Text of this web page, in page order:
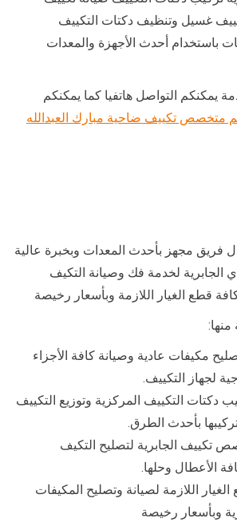
غسيل وتنظيف دكتات التكييف
باستخدام أحدث الأجهزة والمعدات
يمكنكم التواصل هاتفيا كما يمكنكم
متخصص تكييف ضاحية مبارك العبدالله
فريق مجهز بأحدث المعدات وبخبرة عالية
الجابرية لخدمة فك وصيانة التكيف
قطع الغيار اللازمة وبأسعار رخيصة
مكيفات عادية وصيانة كافة الأجزاء
لجهاز التكييف.
دكتات التكييف المركزية وتوزيع التكييف
بأحدث الطرق.
تكييف الجابرية لتصليح التكيف
الأعطال وحلها.
اللازمة لصيانة وتصليح المكيفات
وبأسعار رخيصة